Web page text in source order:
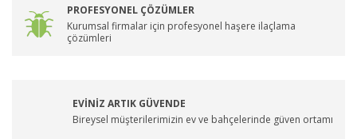
PROFESYONEL ÇÖZÜMLER
Kurumsal firmalar için profesyonel haşere ilaçlama
çözümleri
EVİNİZ ARTIK GÜVENDE
Bireysel müşterilerimizin ev ve bahçelerinde güven ortamı